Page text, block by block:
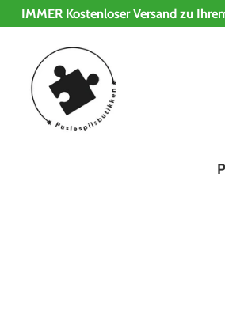
IMMER Kostenloser Versand zu